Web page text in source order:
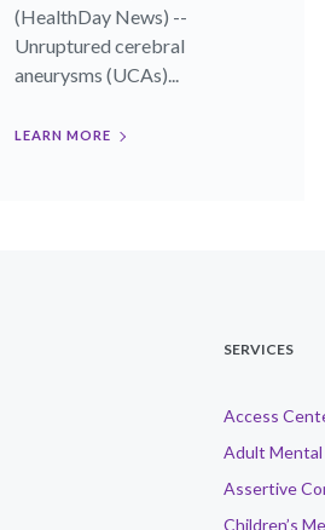
(HealthDay News) --
Unruptured cerebral
aneurysms (UCAs)...
LEARN MORE
SERVICES
Access
Adult Mental
Assertive
Children’s